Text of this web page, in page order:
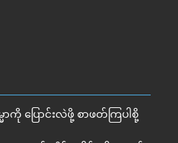
ပြောင်းလဲဖို့ စာဖတ်ကြပါစို့